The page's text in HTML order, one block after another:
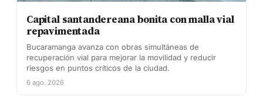
Capital santandereana bonita con malla vial
repavimentada
Bucaramanga avanza con obras simultáneas de
recuperación vial para mejorar la movilidad y reducir
riesgos en puntos críticos de la ciudad.
6 ago. 2026